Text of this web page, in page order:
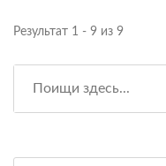
Результат 1 - 9 из 9